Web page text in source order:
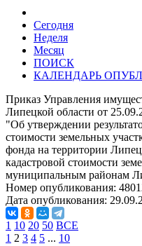
Сегодня
Неделя
Месяц
ПОИСК
КАЛЕНДАРЬ
Приказ Управления
Липецкой области от
"Об утверждении
стоимости земельных
фонда на территории
кадастровой стоимости
муниципальным районам
Номер опубликования:
Дата опубликования:
1 10 20 50 ВСЕ
1 2 3 4 5 ... 10